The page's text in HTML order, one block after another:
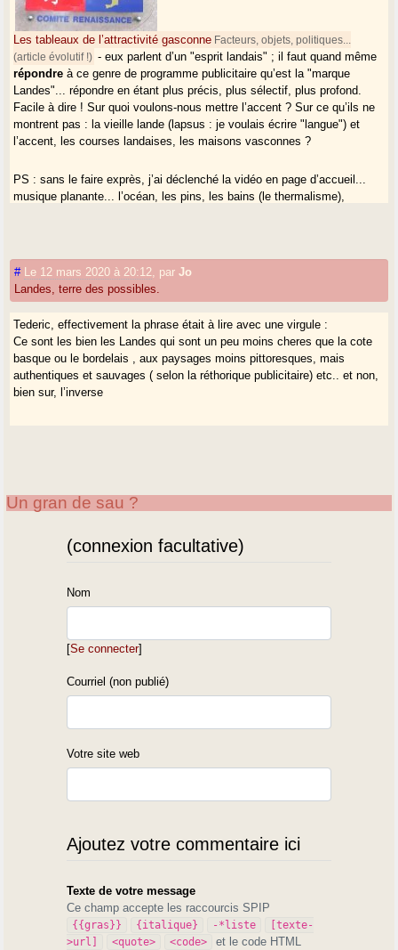
Les tableaux de l’attractivité gasconne Facteurs, objets, politiques...
(article évolutif !) - eux parlent d’un "esprit landais" ; il faut quand même
répondre à ce genre de programme publicitaire qu’est la "marque
Landes"... répondre en étant plus précis, plus sélectif, plus profond.
Facile à dire ! Sur quoi voulons-nous mettre l’accent ? Sur ce qu’ils ne
montrent pas : la vieille lande (lapsus : je voulais écrire "langue") et
l’accent, les courses landaises, les maisons vasconnes ?
PS : sans le faire exprès, j’ai déclenché la vidéo en page d’accueil...
musique planante... l’océan, les pins, les bains (le thermalisme),
# Le 12 mars 2020 à 20:12 parJo
Landes, terre des possibles.
Tederic, effectivement la phrase était à lire avec une virgule :
Ce sont les bien les Landes qui sont un peu moins cheres que la cote
basque ou le bordelais , aux paysages moins pittoresques, mais
authentiques et sauvages ( selon la réthorique publicitaire) etc.. et non,
bien sur, l’inverse
Un gran de sau ?
(connexion facultative)
Nom
[Se connecter]
Courriel (non publié)
Votre site web
Ajoutez votre commentaire ici
Texte de votre message
Ce champ accepte les raccourcis SPIP
{{gras}} {italique} -*liste
[texte-
>url]
<quote> <code> et le code HTML